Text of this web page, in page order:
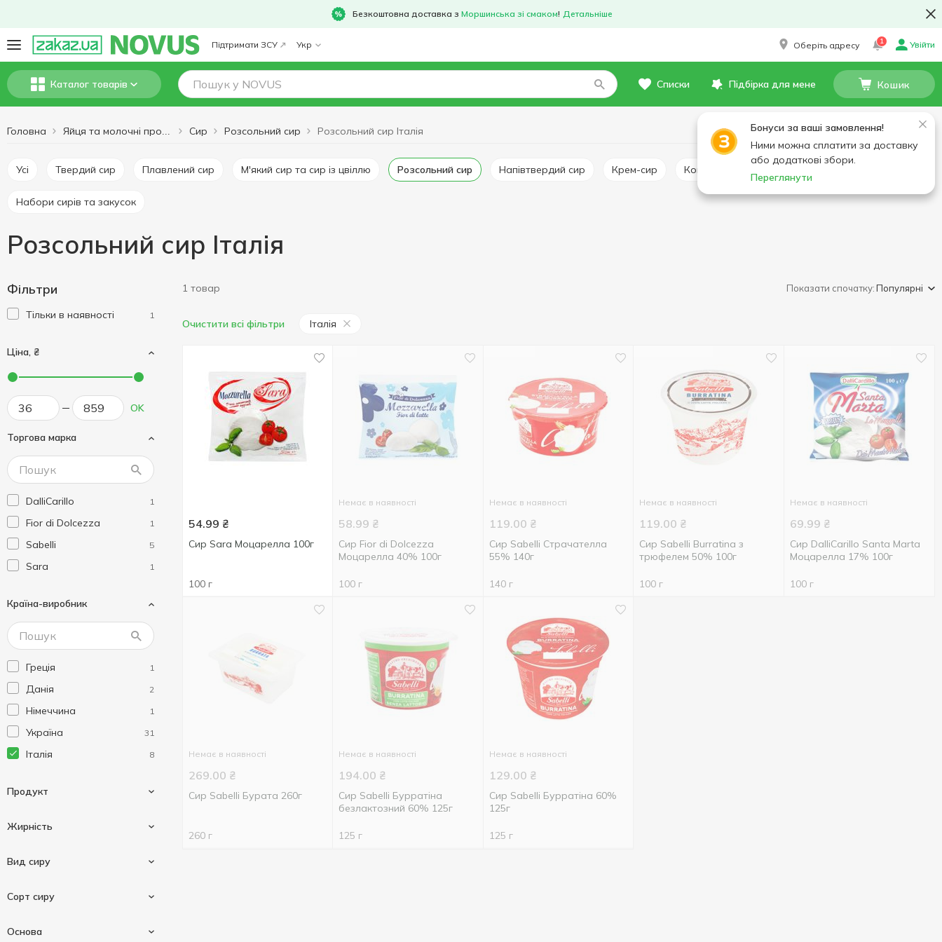
Безкоштовна доставка з Моршинська зі смаком! Детальніше
Підтримати ЗСУ Укр Оберіть адресу 1 Увійти
Каталог товарів Списки Підбірка для мене Кошик
Бонуси за ваші замовлення!
Ними можна сплатити за доставку
або додаткові збори.
Переглянути
Головна Сир Розсольний сир Розсольний сир Італія
Усі Твердий сир Плавлений сир М'який сир та сир із цвіллю Розсольний сир Напівтвердий сир Крем-сир Копчений сир Закуски бутербродні
Набори сирів та закусок
Розсольний сир Італія
Фільтри
Тільки в наявності 1
Ціна, ₴
OK
Торгова марка
DalliCarillo 1
Fior di Dolcezza 1
Sabelli 5
Sara 1
Країна-виробник
Греція 1
Данія 2
Німеччина 1
Україна 31
Італія 8
Продукт
Жирність
50 % 1
Вид сиру
Сорт сиру
Основа
1 товар Показати спочатку:Популярні
Очистити всі фільтри Італія
54.99 ₴
Сир Sara Моцарелла 100г
100 г
Немає в наявності
58.99 ₴
Сир Fior di Dolcezza
Моцарелла 40% 100г
100 г
Немає в наявності
119.00 ₴
Сир Sabelli Страчателла
55% 140г
140 г
Немає в наявності
119.00 ₴
Сир Sabelli Burratina з
трюфелем 50% 100г
100 г
Немає в наявності
69.99 ₴
Сир DalliCarillo Santa Marta
Моцарелла 17% 100г
100 г
Немає в наявності
269.00 ₴
Сир Sabelli Бурата 260г
260 г
Немає в наявності
194.00 ₴
Сир Sabelli Бурратіна
безлактозний 60% 125г
125 г
Немає в наявності
129.00 ₴
Сир Sabelli Бурратіна 60%
125г
125 г